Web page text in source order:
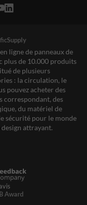
ligne de panneaux de
plus de 10.000 produits
de plusieurs
: la circulation, le
pouvez acheter des
correspondant, des
du matériel de
sécurité pour le monde
attrayant.
Award